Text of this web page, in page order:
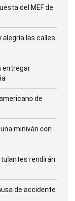
del MEF de
alegría las calles
entregar
de
miniván con
rendirán
de accidente